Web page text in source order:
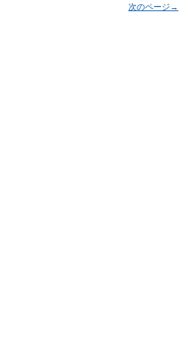
次のページ→